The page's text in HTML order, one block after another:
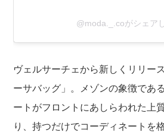
@moda._.coがシェア
ヴェルサーチェから新しくリリー
ーサバッグ」。メゾンの象徴であ
ートがフロントにあしらわれた上
り、持つだけでコーディネートを